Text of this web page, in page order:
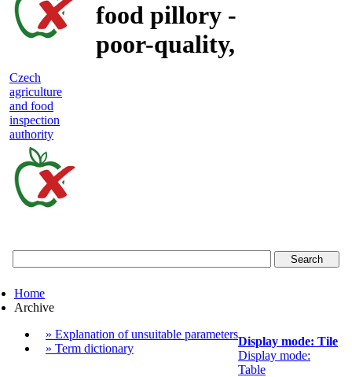
food pillory -
poor-quality,
Czech
agriculture
and food
inspection
authority
food
authority
Home
Archive
» Explanation of unsuitable parameters
» Term dictionary
Display mode: Tile
Display mode:
Table